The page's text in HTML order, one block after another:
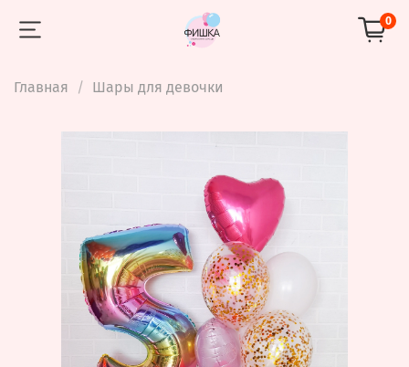
0
Главная Шары для девочки